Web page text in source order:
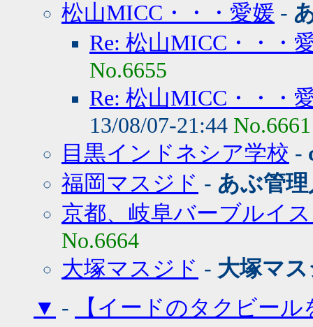
松山MICC・・・愛媛 -
Re: 松山MICC・・・
No.6655
Re: 松山MICC・・
13/08/07-21:44 No.6661
目黒インドネシア学校 -
福岡マスジド - あぶ管理
京都、岐阜バーブルイ
No.6664
大塚マスジド - 大塚マ
▼ -
【イードのタクビー